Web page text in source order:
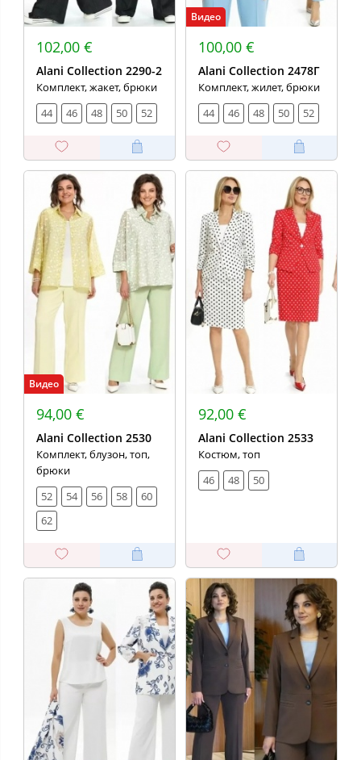
102,00 €
Alani Collection 2290-2
Комплект, жакет, брюки
44
46 48 50 52
Видео
100,00 €
Alani Collection 2478Г
Комплект, жилет, брюки
44
46 48 50 52
Видео
94,00 €
Alani Collection 2530
Комплект, блузон, топ,
брюки
52
54 56 58
60
62
92,00 €
Alani Collection 2533
Костюм, топ
46
48 50